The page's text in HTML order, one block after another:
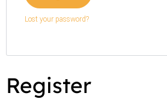
Lost your password?
Register